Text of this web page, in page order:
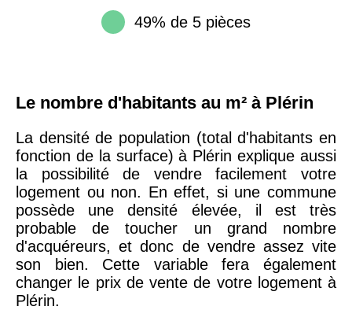
49% de 5 pièces
Le nombre d'habitants au m² à Plérin
La densité de population (total d'habitants en
fonction de la surface) à Plérin explique aussi
la possibilité de vendre facilement votre
logement ou non. En effet, si une commune
possède une densité élevée, il est très
probable de toucher un grand nombre
d'acquéreurs, et donc de vendre assez vite
son bien. Cette variable fera également
changer le prix de vente de votre logement à
Plérin.